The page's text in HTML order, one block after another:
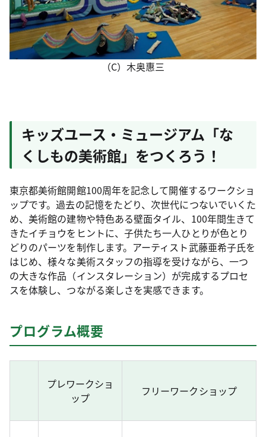
（C）木奥惠三
キッズユース・ミュージアム「な
くしもの美術館」をつくろう！
東京都美術館開館100周年を記念して開催するワークショ
ップです。過去の記憶をたどり、次世代につないでいくた
め、美術館の建物や特色ある壁面タイル、100年間生きて
きたイチョウをヒントに、子供たち一人ひとりが色とり
どりのパーツを制作します。アーティスト武藤亜希子氏を
はじめ、様々な美術スタッフの指導を受けながら、一つ
の大きな作品（インスタレーション）が完成するプロセ
スを体験し、つながる楽しさを実感できます。
プログラム概要
プレワークショ
ップ
フリーワークショップ